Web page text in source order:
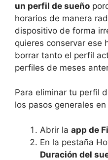
un perfil de sueño
horarios de manera
dispositivo de forma
quieres conservar ese
borrar tanto el perfil
perfiles de meses
Para eliminar tu perfil
los pasos generales
Abrir la app de
En la pestaña
Duración del